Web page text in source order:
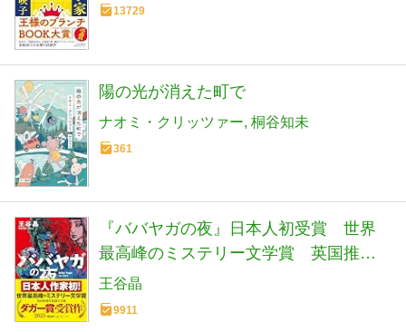
13729
陽の光が消えた町で
ナオミ・クリッツァー 桐谷知未
361
『ババヤガの夜』日本人初受賞 世界
最高峰のミステリー文学賞 英国推理
作家協会賞(ダガー賞） (河出文庫 お 46-
1)
王谷晶
9911